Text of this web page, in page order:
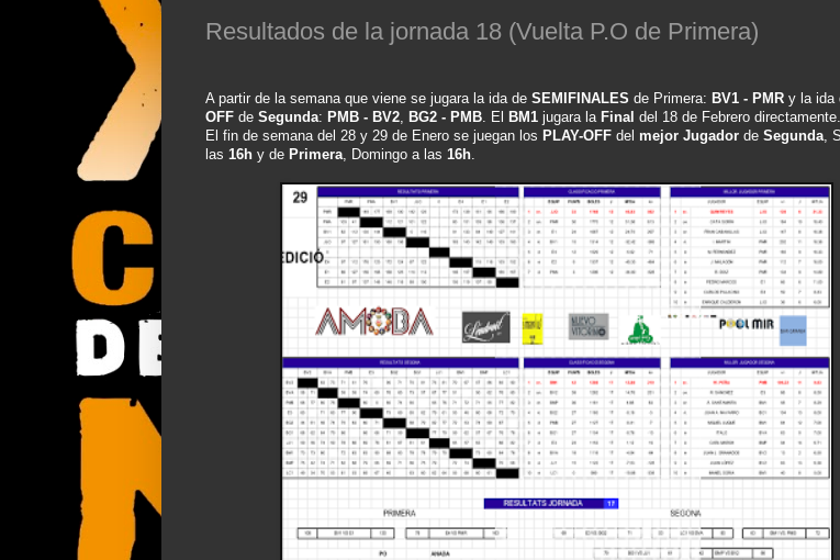
Resultados de la jornada 18 (Vuelta P.O de Primera)
A partir de la semana que viene se jugara la ida de SEMIFINALES de Primera: BV1 - PMR y la ida
OFF de Segunda: PMB - BV2, BG2 - PMB. El BM1 jugara la Final del 18 de Febrero directamente.
El fin de semana del 28 y 29 de Enero se juegan los PLAY-OFF del mejor Jugador de Segunda,
las 16h y de Primera, Domingo a las 16h.